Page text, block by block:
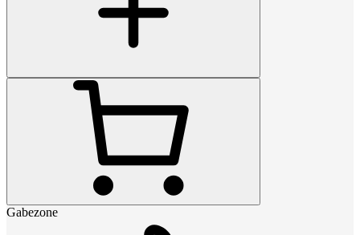
Gabezone